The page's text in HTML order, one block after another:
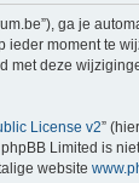
ga je
moment te
deze
License v2”
Limited is
website